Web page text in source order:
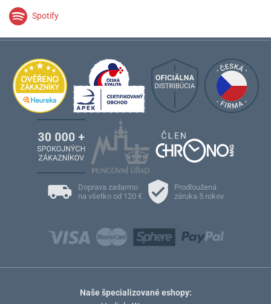
Spotify
Doprava zadarmo
na všetko od 120 €
Prodloužená
záruka 5 rokov
Naše špecializované eshopy: